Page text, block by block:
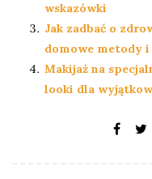
wskazówki
Jak zadbać o
domowe metody
Makijaż na
looki dla